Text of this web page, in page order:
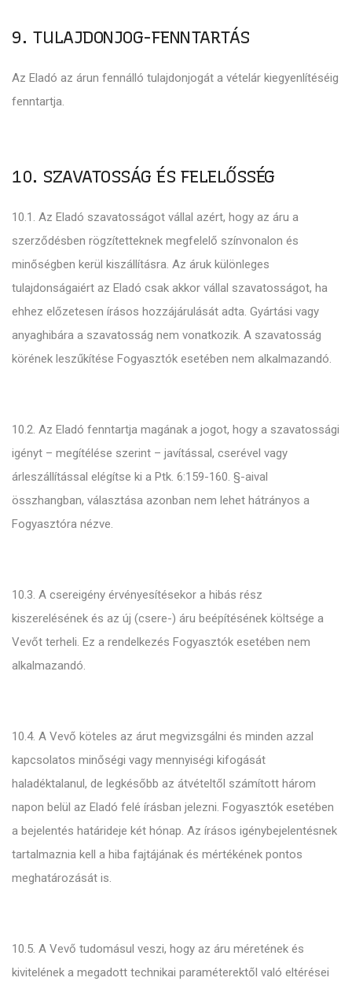
9. TULAJDONJOG-FENNTARTÁS
Az Eladó az árun fennálló tulajdonjogát a vételár kiegyenlítéséig
fenntartja.
10. SZAVATOSSÁG ÉS FELELŐSSÉG
10.1. Az Eladó szavatosságot vállal azért, hogy az áru a
szerződésben rögzítetteknek megfelelő színvonalon és
minőségben kerül kiszállításra. Az áruk különleges
tulajdonságaiért az Eladó csak akkor vállal szavatosságot, ha
ehhez előzetesen írásos hozzájárulását adta. Gyártási vagy
anyaghibára a szavatosság nem vonatkozik. A szavatosság
körének leszűkítése Fogyasztók esetében nem alkalmazandó.
10.2. Az Eladó fenntartja magának a jogot, hogy a szavatossági
igényt – megítélése szerint – javítással, cserével vagy
árleszállítással elégítse ki a Ptk. 6:159-160. §-aival
összhangban, választása azonban nem lehet hátrányos a
Fogyasztóra nézve.
10.3. A csereigény érvényesítésekor a hibás rész
kiszerelésének és az új (csere-) áru beépítésének költsége a
Vevőt terheli. Ez a rendelkezés Fogyasztók esetében nem
alkalmazandó.
10.4. A Vevő köteles az árut megvizsgálni és minden azzal
kapcsolatos minőségi vagy mennyiségi kifogását
haladéktalanul, de legkésőbb az átvételtől számított három
napon belül az Eladó felé írásban jelezni. Fogyasztók esetében
a bejelentés határideje két hónap. Az írásos igénybejelentésnek
tartalmaznia kell a hiba fajtájának és mértékének pontos
meghatározását is.
10.5. A Vevő tudomásul veszi, hogy az áru méretének és
kivitelének a megadott technikai paraméterektől való eltérései